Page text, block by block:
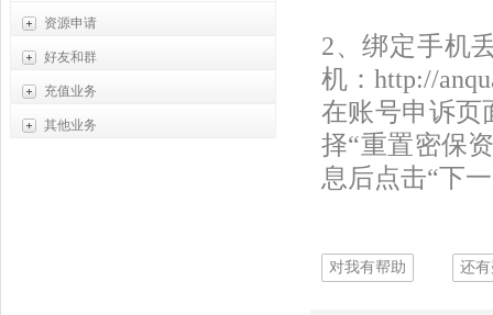
资源申请
各类资源申请
靓号申请
推荐排行
好友和群
好友功能
群组功能
充值业务
元宝充值
其他业务
2、绑定手机
机： http://
在账号申诉页
择“重置密保
息后点击“下
对我有帮助 还